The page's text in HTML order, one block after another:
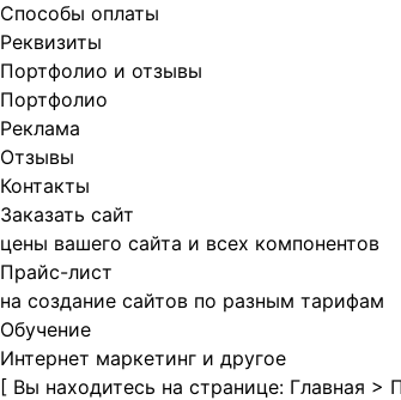
Способы оплаты
Реквизиты
Портфолио и отзывы
Портфолио
Реклама
Отзывы
Контакты
Заказать сайт
цены вашего сайта и всех компонентов
Прайс-лист
на создание сайтов по разным тарифам
Обучение
Интернет маркетинг и другое
[ Вы находитесь на странице: Главная >